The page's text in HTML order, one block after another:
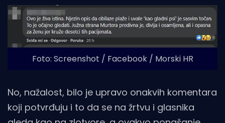
Foto: Screenshot / Facebook / Morski HR
No, nažalost, bilo je upravo onakvih komentara
koji potvrđuju i to da se na žrtvu i glasnika